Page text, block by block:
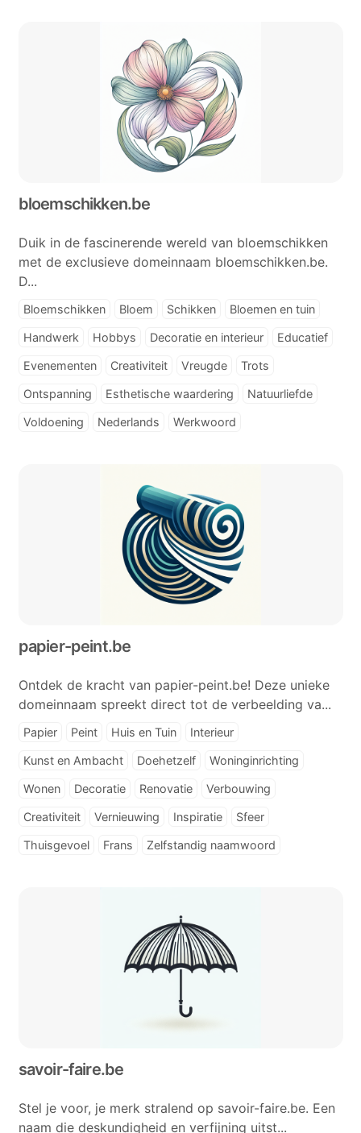
bloemschikken.be
Duik in de fascinerende wereld van bloemschikken
met de exclusieve domeinnaam bloemschikken.be.
D...
Bloemschikken Bloem Schikken Bloemen en tuin
Handwerk Hobbys Decoratie en interieur Educatief
Evenementen Creativiteit Vreugde Trots
Ontspanning Esthetische waardering Natuurliefde
Voldoening Nederlands Werkwoord
papier-peint.be
Ontdek de kracht van papier-peint.be! Deze unieke
domeinnaam spreekt direct tot de verbeelding va...
Papier Peint Huis en Tuin Interieur
Kunst en Ambacht Doehetzelf Woninginrichting
Wonen Decoratie Renovatie Verbouwing
Creativiteit Vernieuwing Inspiratie Sfeer
Thuisgevoel Frans Zelfstandig naamwoord
savoir-faire.be
Stel je voor, je merk stralend op savoir-faire.be. Een
naam die deskundigheid en verfijning uitst...